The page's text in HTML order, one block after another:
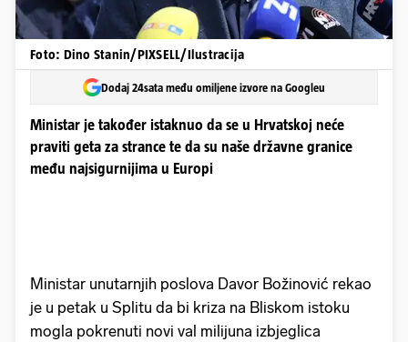
Foto: Dino Stanin/PIXSELL/Ilustracija
Dodaj 24sata među omiljene izvore na Googleu
Ministar je također istaknuo da se u Hrvatskoj neće
praviti geta za strance te da su naše državne granice
među najsigurnijima u Europi
Ministar unutarnjih poslova Davor Božinović rekao
je u petak u Splitu da bi kriza na Bliskom istoku
mogla pokrenuti novi val milijuna izbjeglica